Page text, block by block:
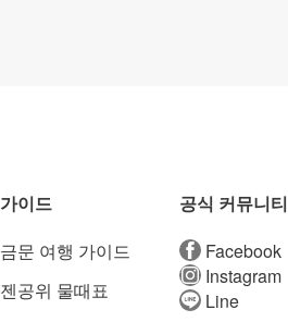
가이드
금문 여행 가이드
젠공위 물때표
공식 커뮤니티
Facebook
Instagram
Line